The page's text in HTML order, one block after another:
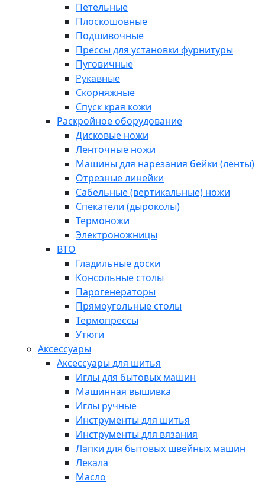
Петельные
Плоскошовные
Подшивочные
Прессы для установки фурнитуры
Пуговичные
Рукавные
Скорняжные
Спуск края кожи
Раскройное оборудование
Дисковые ножи
Ленточные ножи
Машины для нарезания бейки (ленты)
Отрезные линейки
Сабельные (вертикальные) ножи
Спекатели (дыроколы)
Термоножи
Электроножницы
ВТО
Гладильные доски
Консольные столы
Парогенераторы
Прямоугольные столы
Термопрессы
Утюги
Аксессуары
Аксессуары для шитья
Иглы для бытовых машин
Машинная вышивка
Иглы ручные
Инструменты для шитья
Инструменты для вязания
Лапки для бытовых швейных машин
Лекала
Масло